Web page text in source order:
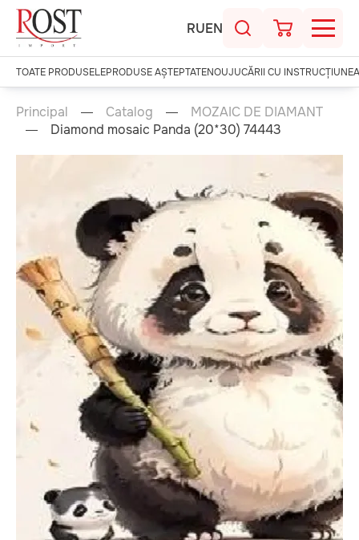
RUEN
TOATE PRODUSELEPRODUSE AȘTEPTATENOUJUCĂRII CU
Principal Catalog
MOZAIC DE DIAMANT
Diamond mosaic Panda (20*30) 74443